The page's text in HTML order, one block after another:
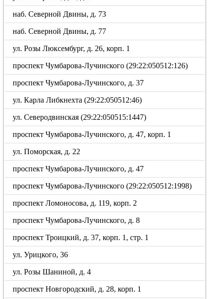
наб. Северной Двины, д. 73
наб. Северной Двины, д. 77
ул. Розы Люксембург, д. 26, корп. 1
проспект Чумбарова-Лучинского (29:22:050512:126)
проспект Чумбарова-Лучинского, д. 37
ул. Карла Либкнехта (29:22:050512:46)
ул. Северодвинская (29:22:050515:1447)
проспект Чумбарова-Лучинского, д. 47, корп. 1
ул. Поморская, д. 22
проспект Чумбарова-Лучинского, д. 47
проспект Чумбарова-Лучинского (29:22:050512:1998)
проспект Ломоносова, д. 119, корп. 2
проспект Чумбарова-Лучинского, д. 8
проспект Троицкий, д. 37, корп. 1, стр. 1
ул. Урицкого, 36
ул. Розы Шаниной, д. 4
проспект Новгородский, д. 28, корп. 1